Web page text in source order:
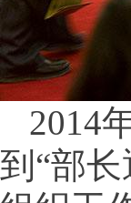
2014
到“部